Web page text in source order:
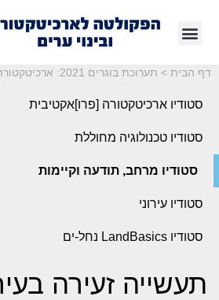
דף הבית > תערוכת בוגרים 2021: ארכיטקטורה ואדריכלות נוף.
סטודיו ארכיטקטורה [פרו]אקטיבית
סטודיו טכנולוגיה מחוללת
סטודיו מרחב, תודעה וקיימות
סטודיו עירוני
סטודיו LandBasics נחל-ים
תעשייה זעירה